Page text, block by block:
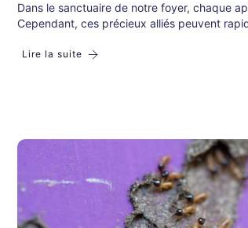
Dans le sanctuaire de notre foyer, chaque
Cependant, ces précieux alliés peuvent
Lire la suite